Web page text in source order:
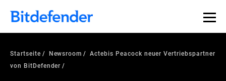
Startseite Newsroom
Actebis Peacock neuer Vertriebspartner
von BitDefender